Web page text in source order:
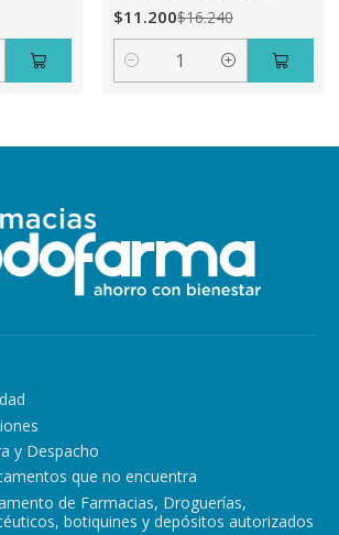
$11.200$16.240
Cantidad
y Despacho
que no encuentra
de Farmacias, Droguerías,
botiquines y depósitos autorizados